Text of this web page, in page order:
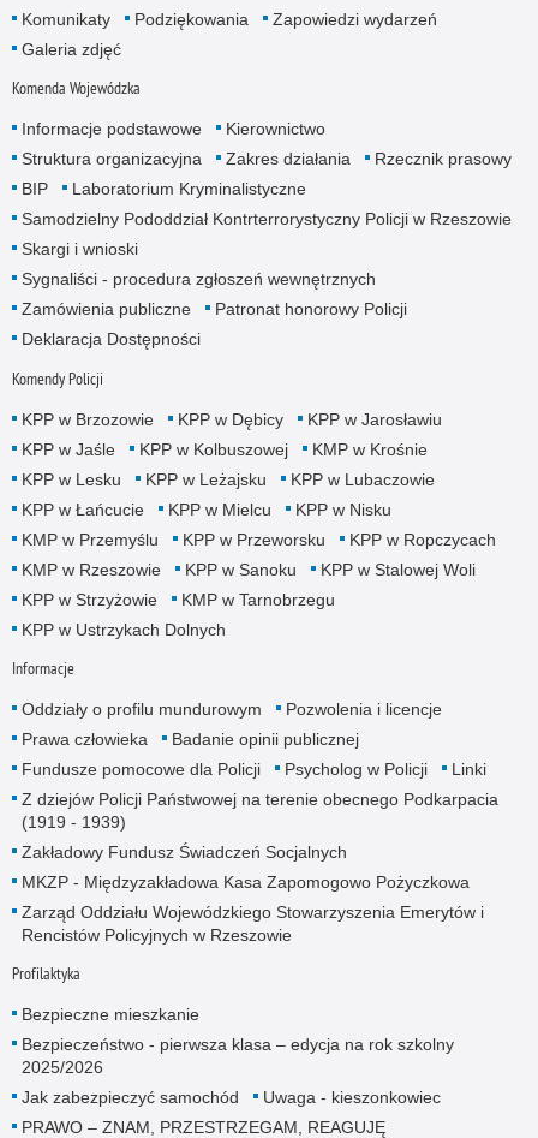
Komunikaty Podziękowania
Zapowiedzi wydarzeń
Galeria zdjęć
Komenda Wojewódzka
Informacje podstawowe
Kierownictwo
Struktura organizacyjna
Zakres działania
Rzecznik prasowy
BIP
Laboratorium Kryminalistyczne
Samodzielny Pododdział Kontrterrorystyczny Policji w Rzeszowie
Skargi i wnioski
Sygnaliści - procedura zgłoszeń wewnętrznych
Zamówienia publiczne
Patronat honorowy Policji
Deklaracja Dostępności
Komendy Policji
KPP w Brzozowie KPP w Dębicy
KPP w Jarosławiu
KPP w Jaśle
KPP w Kolbuszowej
KMP w Krośnie
KPP w Lesku
KPP w Leżajsku
KPP w Lubaczowie
KPP w Łańcucie
KPP w Mielcu
KPP w Nisku
KMP w Przemyślu
KPP w Przeworsku
KPP w Ropczycach
KMP w Rzeszowie
KPP w Sanoku
KPP w Stalowej Woli
KPP w Strzyżowie
KMP w Tarnobrzegu
KPP w Ustrzykach Dolnych
Informacje
Oddziały o profilu mundurowym
Pozwolenia i licencje
Prawa człowieka
Badanie opinii publicznej
Fundusze pomocowe dla Policji
Psycholog w Policji
Linki
Z dziejów Policji Państwowej na terenie obecnego Podkarpacia
(1919 - 1939)
Zakładowy Fundusz Świadczeń Socjalnych
MKZP - Międzyzakładowa Kasa Zapomogowo Pożyczkowa
Zarząd Oddziału Wojewódzkiego Stowarzyszenia Emerytów i
Rencistów Policyjnych w Rzeszowie
Profilaktyka
Bezpieczne mieszkanie
Bezpieczeństwo - pierwsza klasa – edycja na rok szkolny
2025/2026
Jak zabezpieczyć samochód
Uwaga - kieszonkowiec
PRAWO – ZNAM, PRZESTRZEGAM, REAGUJĘ